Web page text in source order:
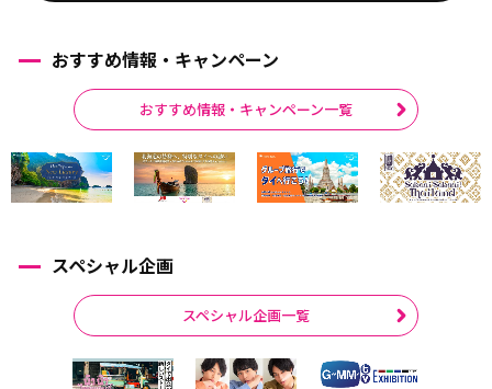
おすすめ情報・キャンペーン
おすすめ情報・キャンペーン一覧
スペシャル企画
スペシャル企画一覧